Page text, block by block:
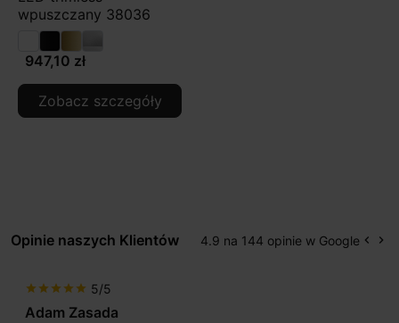
wpuszczany 38036
947,10 zł
Zobacz szczegóły
Opinie naszych Klientów 4.9 na 144 opinie w Google keyboard_arrow_left keyboard_arrow_right
star star star star star 5/5
Adam Zasada